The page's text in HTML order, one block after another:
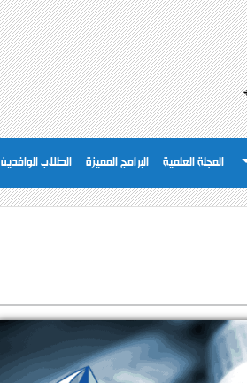
المجلة العلمية البرامج المميزة الطلاب الوافدين